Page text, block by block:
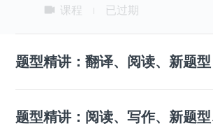
课程 已过期
题型精讲：翻译、阅读、新题型